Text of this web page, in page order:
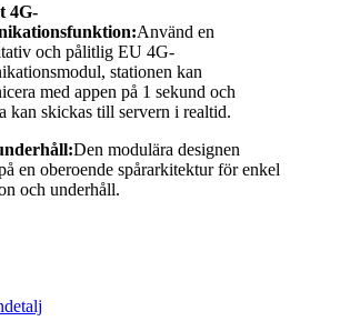
4G-
Använd en
och pålitlig EU 4G-
stationen kan
med appen på 1 sekund och
kan skickas till servern i realtid.
Den modulära designen
en oberoende spårarkitektur för enkel
och underhåll.
detalj